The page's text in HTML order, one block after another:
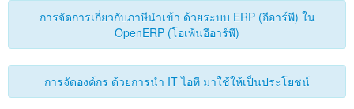
การจัดการเกี่ยวกับภาษีนำเข้า ด้วยระบบ ERP (อีอาร์พี) ใน
OpenERP (โอเพ้นอีอาร์พี)
การจัดองค์กร ด้วยการนำ IT ไอที มาใช้ให้เป็นประโยชน์